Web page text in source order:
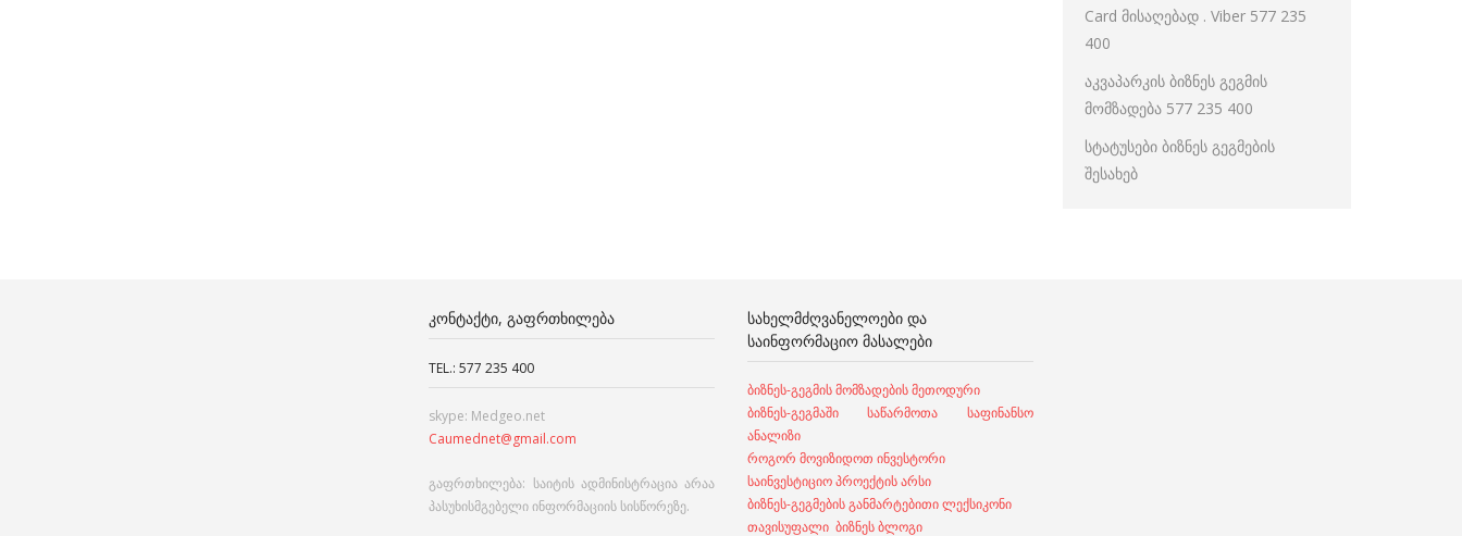
Card მისაღებად . Viber 577 235
400
აკვაპარკის ბიზნეს გეგმის
მომზადება 577 235 400
სტატუსები ბიზნეს გეგმების
შესახებ
ᲙᲝᲜᲢᲐᲥᲢᲘ, ᲒᲐᲤᲠᲗᲮᲘᲚᲔᲑᲐ
TEL.: 577 235 400
skype: Medgeo.net
Caumednet@gmail.com
გაფრთხილება: საიტის ადმინისტრაცია არაა
პასუხისმგებელი ინფორმაციის სისწორეზე.
ᲡᲐᲮᲔᲚᲛᲫᲦᲕᲐᲜᲔᲚᲝᲔᲑᲘ ᲓᲐ
ᲡᲐᲘᲜᲤᲝᲠᲛᲐᲪᲘᲝ ᲛᲐᲡᲐᲚᲔᲑᲘ
ბიზნეს-გეგმის მომზადების მეთოდური
ბიზნეს-გეგმაში საწარმოთა საფინანსო
ანალიზი
როგორ მოვიზიდოთ ინვესტორი
საინვესტიციო პროექტის არსი
ბიზნეს-გეგმების განმარტებითი ლექსიკონი
თავისუფალი ბიზნეს ბლოგი